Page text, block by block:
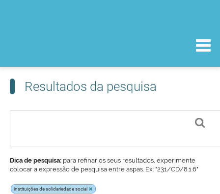
Resultados da pesquisa
Dica de pesquisa: para refinar os seus resultados, experimente
colocar a expressão de pesquisa entre aspas. Ex: "231/CD/8.1.6"
instituições de solidariedade social